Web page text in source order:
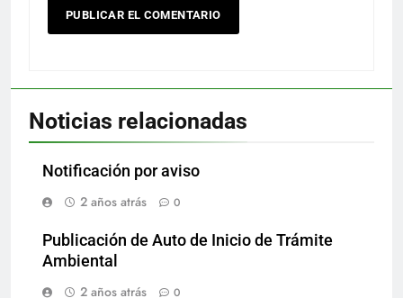
Noticias relacionadas
Notificación por aviso
2 años atrás
0
Publicación de Auto de Inicio de Trámite
Ambiental
2 años atrás
0